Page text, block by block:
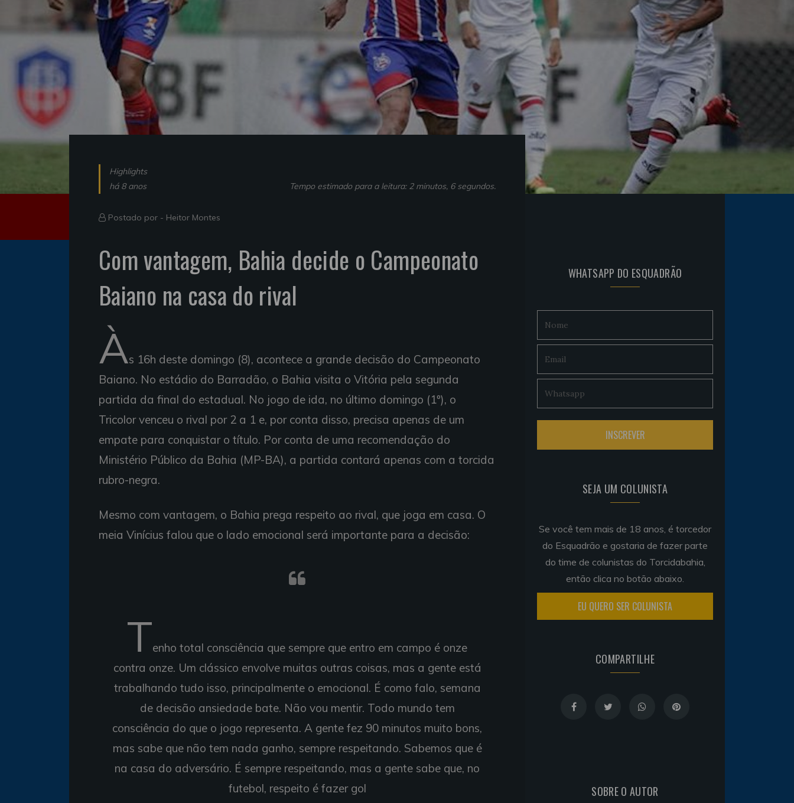
Highlights
há 8 anos
Tempo estimado para a leitura: 2 minutos, 6 segundos.
Postado por - Heitor Montes
Com vantagem, Bahia decide o Campeonato
Baiano na casa do rival
Às 16h deste domingo (8), acontece a grande decisão do Campeonato
Baiano. No estádio do Barradão, o Bahia visita o Vitória pela segunda
partida da final do estadual. No jogo de ida, no último domingo (1º), o
Tricolor venceu o rival por 2 a 1 e, por conta disso, precisa apenas de um
empate para conquistar o título. Por conta de uma recomendação do
Ministério Público da Bahia (MP-BA), a partida contará apenas com a torcida
rubro-negra.
Mesmo com vantagem, o Bahia prega respeito ao rival, que joga em casa. O
meia Vinícius falou que o lado emocional será importante para a decisão:
Tenho total consciência que sempre que entro em campo é onze
contra onze. Um clássico envolve muitas outras coisas, mas a gente está
trabalhando tudo isso, principalmente o emocional. É como falo, semana
de decisão ansiedade bate. Não vou mentir. Todo mundo tem
consciência do que o jogo representa. A gente fez 90 minutos muito bons,
mas sabe que não tem nada ganho, sempre respeitando. Sabemos que é
na casa do adversário. É sempre respeitando, mas a gente sabe que, no
futebol, respeito é fazer gol
WHATSAPP DO ESQUADRÃO
SEJA UM COLUNISTA
Se você tem mais de 18 anos, é torcedor
do Esquadrão e gostaria de fazer parte
do time de colunistas do Torcidabahia,
então clica no botão abaixo.
EU QUERO SER COLUNISTA
COMPARTILHE
SOBRE O AUTOR